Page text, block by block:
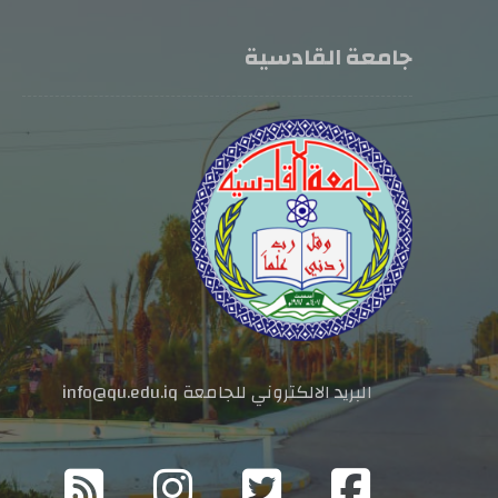
جامعة القادسية
البريد الالكتروني للجامعة info@qu.edu.iq